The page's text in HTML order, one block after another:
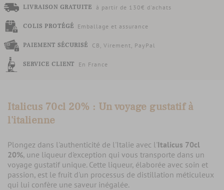
LIVRAISON GRATUITE à partir de 130€ d'achats
COLIS PROTÉGÉ Emballage et assurance
PAIEMENT SÉCURISÉ CB, Virement, PayPal
SERVICE CLIENT En France
Italicus 70cl 20% : Un voyage gustatif à
l'italienne
Plongez dans l'authenticité de l'Italie avec l'Italicus 70cl
20%, une liqueur d'exception qui vous transporte dans un
voyage gustatif unique. Cette liqueur, élaborée avec soin et
passion, est le fruit d'un processus de distillation méticuleux
qui lui confère une saveur inégalée.